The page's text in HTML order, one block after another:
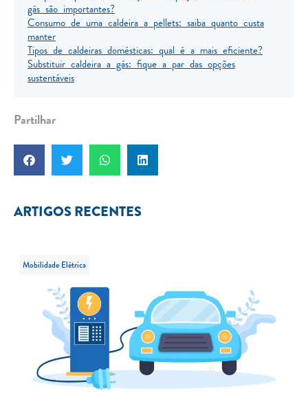
gás são importantes?
Consumo de uma caldeira a pellets: saiba quanto custa
manter
Tipos de caldeiras domésticas: qual é a mais eficiente?
Substituir caldeira a gás: fique a par das opções
sustentáveis
Partilhar
ARTIGOS RECENTES
Mobilidade Elétrica